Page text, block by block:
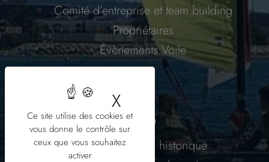
Ce site utilise des cookies et
vous donne le contrôle sur
ceux que vous souhaitez
activer
X Masquer le
Comité d’entreprise et team building
Propriétaires
Évènements Voile
Le Club
Une association historique